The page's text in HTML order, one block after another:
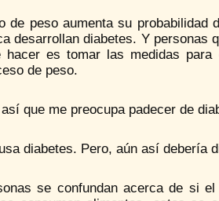
de peso aumenta su
desarrollan diabetes. Y
hacer es tomar las medidas
de peso.
que me preocupa padecer de
diabetes. Pero, aún así debería
se confundan acerca de si